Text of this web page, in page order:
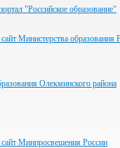
"Российское образование"
Министерства образования
Олекминского района
Минпросвещения России